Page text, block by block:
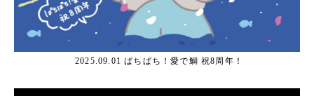
2025.09.01 ぱちぱち！愛で鯛 祝8周年！